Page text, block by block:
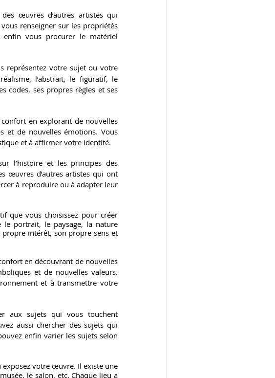
œuvres d’autres artistes qui
renseigner sur les propriétés
enfin vous procurer le matériel
représentez votre sujet ou votre
l’abstrait, le figuratif, le
codes, ses propres règles et ses
en explorant de nouvelles
et de nouvelles émotions. Vous
et à affirmer votre identité.
l’histoire et les principes des
œuvres d’autres artistes qui ont
à reproduire ou à adapter leur
que vous choisissez pour créer
portrait, le paysage, la nature
propre intérêt, son propre sens et
en découvrant de nouvelles
et de nouvelles valeurs.
et à transmettre votre
aux sujets qui vous touchent
aussi chercher des sujets qui
enfin varier les sujets selon
exposez votre œuvre. Il existe une
le salon, etc. Chaque lieu a